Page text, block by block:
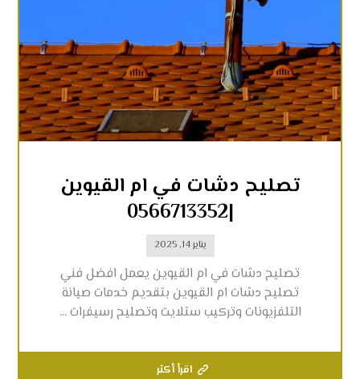
تصليح دشات في ام القيوين
|0566713352
يناير 14, 2025
تصليح دشات في ام القيوين يعمل افضل فني
تصليح دشات ام القيوين بتقديم خدمات صيانة
التلفزيونات وتركيب ستلايت وتصليح رسيفرات ...
اقرأ أكثر